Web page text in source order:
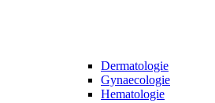
Dermatologie
Gynaecologie
Hematologie